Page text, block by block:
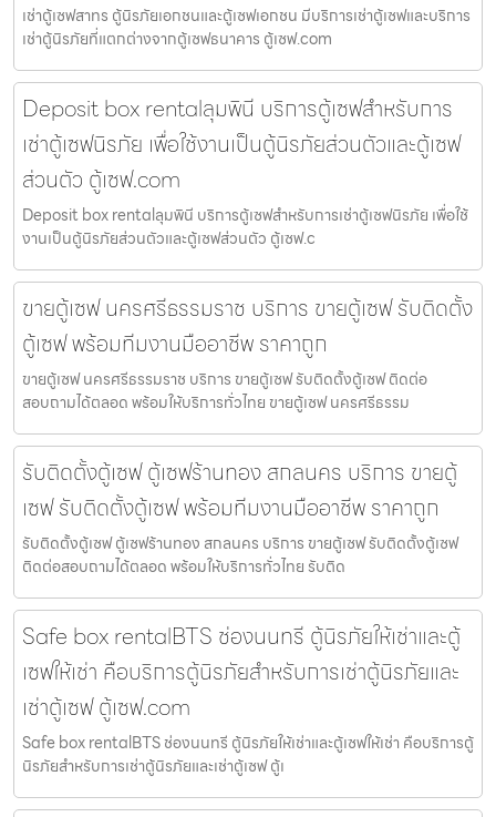
เช่าตู้เซฟสาทร ตู้นิรภัยเอกชนและตู้เซฟเอกชน มีบริการเช่าตู้เซฟและบริการ
เช่าตู้นิรภัยที่แตกต่างจากตู้เซฟธนาคาร ตู้เซฟ.com
Deposit box rentalลุมพินี บริการตู้เซฟสำหรับการ
เช่าตู้เซฟนิรภัย เพื่อใช้งานเป็นตู้นิรภัยส่วนตัวและตู้เซฟ
ส่วนตัว ตู้เซฟ.com
Deposit box rentalลุมพินี บริการตู้เซฟสำหรับการเช่าตู้เซฟนิรภัย เพื่อใช้
งานเป็นตู้นิรภัยส่วนตัวและตู้เซฟส่วนตัว ตู้เซฟ.c
ขายตู้เซฟ นครศรีธรรมราช บริการ ขายตู้เซฟ รับติดตั้ง
ตู้เซฟ พร้อมทีมงานมืออาชีพ ราคาถูก
ขายตู้เซฟ นครศรีธรรมราช บริการ ขายตู้เซฟ รับติดตั้งตู้เซฟ ติดต่อ
สอบถามได้ตลอด พร้อมให้บริการทั่วไทย ขายตู้เซฟ นครศรีธรรม
รับติดตั้งตู้เซฟ ตู้เซฟร้านทอง สกลนคร บริการ ขายตู้
เซฟ รับติดตั้งตู้เซฟ พร้อมทีมงานมืออาชีพ ราคาถูก
รับติดตั้งตู้เซฟ ตู้เซฟร้านทอง สกลนคร บริการ ขายตู้เซฟ รับติดตั้งตู้เซฟ
ติดต่อสอบถามได้ตลอด พร้อมให้บริการทั่วไทย รับติด
Safe box rentalBTS ช่องนนทรี ตู้นิรภัยให้เช่าและตู้
เซฟให้เช่า คือบริการตู้นิรภัยสำหรับการเช่าตู้นิรภัยและ
เช่าตู้เซฟ ตู้เซฟ.com
Safe box rentalBTS ช่องนนทรี ตู้นิรภัยให้เช่าและตู้เซฟให้เช่า คือบริการตู้
นิรภัยสำหรับการเช่าตู้นิรภัยและเช่าตู้เซฟ ตู้เ